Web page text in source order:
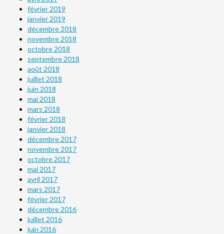
février 2019
janvier 2019
décembre 2018
novembre 2018
octobre 2018
septembre 2018
août 2018
juillet 2018
juin 2018
mai 2018
mars 2018
février 2018
janvier 2018
décembre 2017
novembre 2017
octobre 2017
mai 2017
avril 2017
mars 2017
février 2017
décembre 2016
juillet 2016
juin 2016